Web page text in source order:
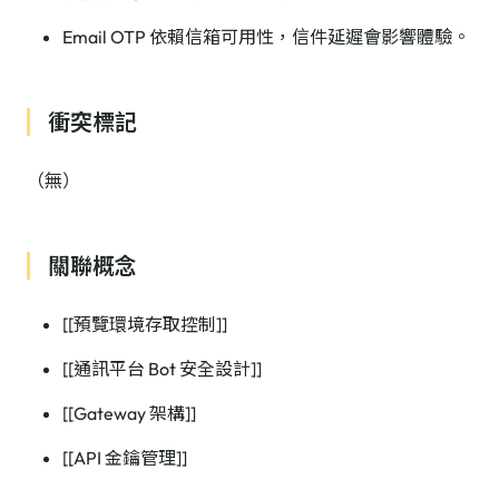
Email OTP 依賴信箱可用性，信件延遲會影響體驗。
衝突標記
（無）
關聯概念
[[預覽環境存取控制]]
[[通訊平台 Bot 安全設計]]
[[Gateway 架構]]
[[API 金鑰管理]]